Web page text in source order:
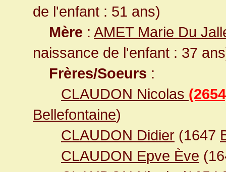
de l'enfant : 51 ans)
Mère : AMET Marie Du
naissance de l'enfant : 37
Frères/Soeurs :
CLAUDON Nicolas
Bellefontaine)
CLAUDON Didier (1647
CLAUDON Epve Ève